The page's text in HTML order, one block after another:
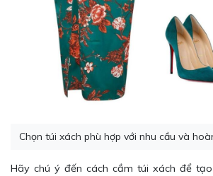
Chọn túi xách phù hợp với nhu cầu và
Hãy chú ý đến cách cầm túi xách để